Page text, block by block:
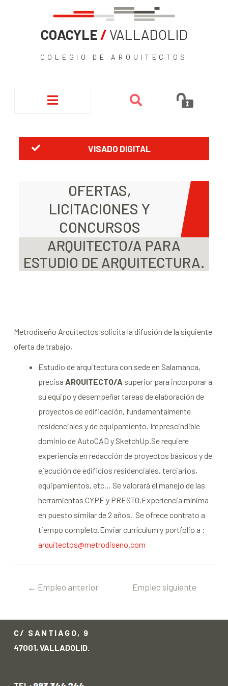
COACYLE / VALLADOLID
COLEGIO DE ARQUITECTOS
VISADO DIGITAL
OFERTAS,
LICITACIONES Y
CONCURSOS
ARQUITECTO/A PARA
ESTUDIO DE ARQUITECTURA.
Metrodiseño Arquitectos solicita la difusión de la siguiente
oferta de trabajo,
Estudio de arquitectura con sede en Salamanca,
precisa ARQUITECTO/A superior para incorporar a
su equipo y desempeñar tareas de elaboración de
proyectos de edificación, fundamentalmente
residenciales y de equipamiento. Imprescindible
dominio de AutoCAD y SketchUp.Se requiere
experiencia en redacción de proyectos básicos y de
ejecución de edificios residenciales, terciarios,
equipamientos, etc… Se valorará el manejo de las
herramientas CYPE y PRESTO.Experiencia mínima
en puesto similar de 2 años. Se ofrece contrato a
tiempo completo.Enviar currículum y portfolio a :
arquitectos@metrodiseno.com
← Empleo anterior
Empleo siguiente
C/ SANTIAGO, 9
47001, VALLADOLID.